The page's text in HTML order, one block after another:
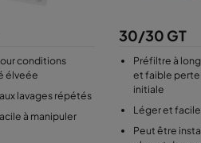
conditions
élveée
lavages répétés
à manipuler
30/30 GT
Préfiltre à
et faible perte
initiale
Léger et
Peut être